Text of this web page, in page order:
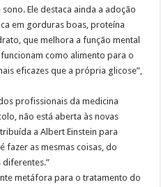
Ele destaca ainda a adoção
em gorduras boas, proteína
que melhora a função mental
como alimento para o
eficazes que a própria glicose”,
profissionais da medicina
não está aberta às novas
a Albert Einstein para
fazer as mesmas coisas, do
metáfora para o tratamento do